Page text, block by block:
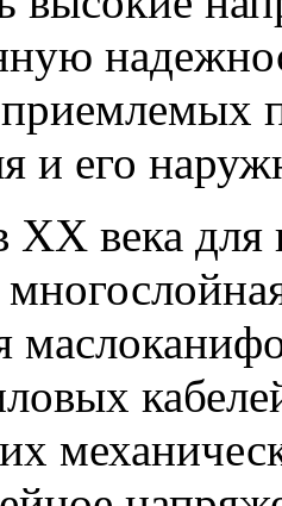
приемлемых
и его
ХХ века
их